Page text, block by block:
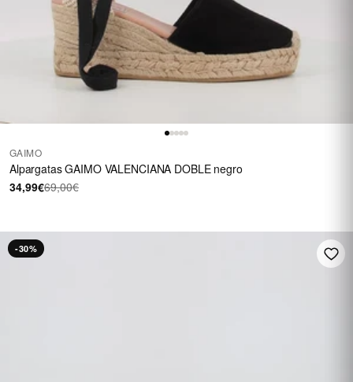
GAIMO
Alpargatas GAIMO VALENCIANA DOBLE negro
34,99€69,00€
-30%